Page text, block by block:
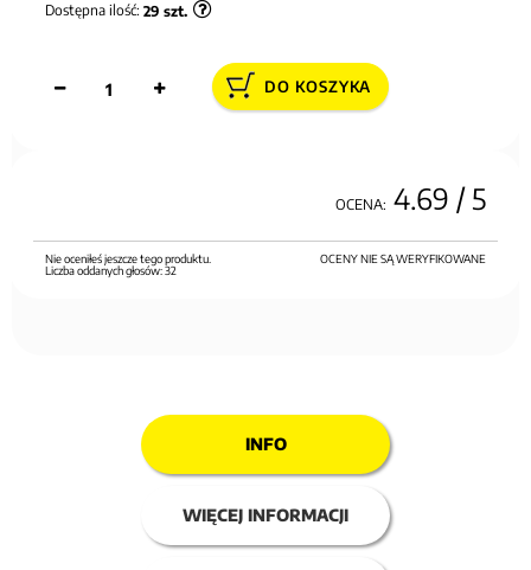
Dostępna ilość: 29 szt.
DO KOSZYKA
OCENA: 4.69 / 5
OCENY NIE SĄ WERYFIKOWANE
Nie oceniłeś jeszcze tego produktu.
Liczba oddanych głosów:32
INFO
WIĘCEJ INFORMACJI